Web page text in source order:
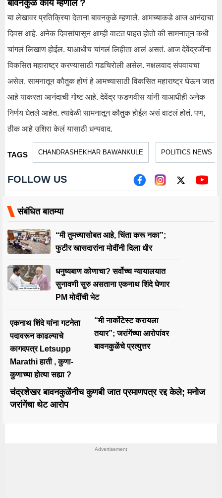
बावनकुळे काय म्हणाले ?
या लेखावर प्रतिक्रिया देताना बावनकुळे म्हणाले, आमच्याकडे आज आनंदाचा
दिवस आहे. अनेक दिवसांपासून आम्ही वाटत पाहत होतो की सामनातून कधी
चांगलं लिखाण होईल. याआधीच चांगलं लिहीता आलं असतं. आज देवेंद्रजींना
विकसित महाराष्ट्र करण्यासाठी गडचिरोली असेल. नक्षलवाद संपवायचा
असेल. सामनातून कौतुक होणं हे आमच्यासाठी विकसित महाराष्ट्र घेऊन जात
आहे याकरता आनंदाची गोष्ट आहे. देवेंद्र फडणवीस यांनी याआधीही अनेक
निर्णय घेतले आहेत. त्यावेळी सामनातून कौतुक होईल असं वाटलं होतं. पण,
ठीक आहे उशिरा केलं यासाठी धन्यवाद.
TAGS CHANDRASHEKHAR BAWANKULE POLITICS NEWS
FOLLOW US
संबंधित बातम्या
“मी तुमच्यासोबत आहे, चिंता करू नका”;
फुटीर खासदारांना मोदींनी दिला धीर
धनुष्यबाण कोणाचा? सर्वोच्च न्यायालयात
सुनावणी सुरु असताना एकनाथ शिंदे घेणार
PM मोदींची भेट
एकनाथ शिंदे यांना गटनेता
पदावरून काढल्याचे
कागदपत्र Letsupp
Marathi हाती , कुणा-
कुणाच्या होत्या सह्या ?
“मी नार्कोटेस्ट करायला
तयार”; जरांगेंच्या आरोपांवर
बावनकुळेंचे प्रत्युत्तर
चंद्रशेखर बावनकुळेंनीच कुणबी जात प्रमाणपत्र रद्द केले; मनोज
जरांगेंचा थेट आरोप